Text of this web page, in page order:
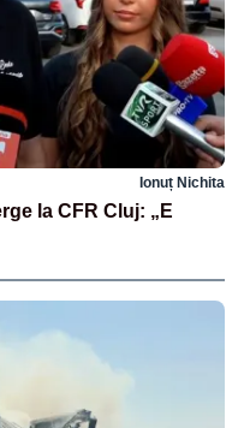
Ionuț Nichita
la CFR Cluj: „E